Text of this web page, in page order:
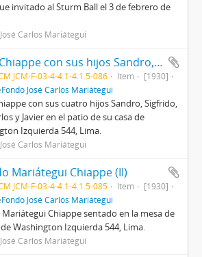
invitado al Sturm Ball el 3 de febrero de
Carlos Mariátegui
Anna Chiappe con sus hijos Sandro, Sigfrido, José Carlos y Javier
JCM-F-03-4-4.1-4.1.5-086 Item
[1930]
Fondo José Carlos Mariátegui
con sus cuatro hijos Sandro, Sigfrido,
y Javier en el patio de su casa de
Izquierda 544, Lima.
Carlos Mariátegui
Mariátegui Chiappe (II)
JCM-F-03-4-4.1-4.1.5-085 Item
[1930]
Fondo José Carlos Mariátegui
Chiappe sentado en la mesa de
Washington Izquierda 544, Lima.
Carlos Mariátegui